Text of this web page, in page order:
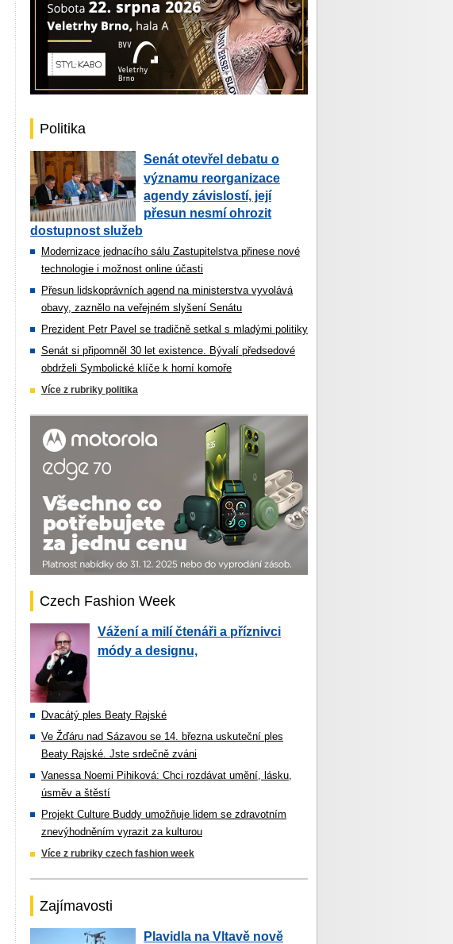
Politika
Senát otevřel debatu o
významu reorganizace
agendy závislostí, její
přesun nesmí ohrozit
dostupnost služeb
Modernizace jednacího sálu Zastupitelstva přinese nové
technologie i možnost online účasti
Přesun lidskoprávních agend na ministerstva vyvolává
obavy, zaznělo na veřejném slyšení Senátu
Prezident Petr Pavel se tradičně setkal s mladými politiky
Senát si připomněl 30 let existence. Bývalí předsedové
obdrželi Symbolické klíče k horní komoře
Více z rubriky politika
Czech Fashion Week
Vážení a milí čtenáři a příznivci
módy a designu,
Dvacátý ples Beaty Rajské
Ve Žďáru nad Sázavou se 14. března uskuteční ples
Beaty Rajské. Jste srdečně zváni
Vanessa Noemi Pihiková: Chci rozdávat umění, lásku,
úsměv a štěstí
Projekt Culture Buddy umožňuje lidem se zdravotním
znevýhodněním vyrazit za kulturou
Více z rubriky czech fashion week
Zajímavosti
Plavidla na Vltavě nově